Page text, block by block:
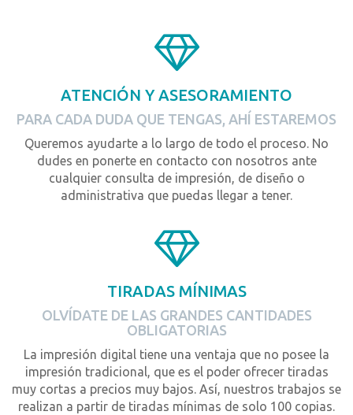
ATENCIÓN Y ASESORAMIENTO
PARA CADA DUDA QUE TENGAS, AHÍ ESTAREMOS
Queremos ayudarte a lo largo de todo el proceso. No
dudes en ponerte en contacto con nosotros ante
cualquier consulta de impresión, de diseño o
administrativa que puedas llegar a tener.
TIRADAS MÍNIMAS
OLVÍDATE DE LAS GRANDES CANTIDADES
OBLIGATORIAS
La impresión digital tiene una ventaja que no posee la
impresión tradicional, que es el poder ofrecer tiradas
muy cortas a precios muy bajos. Así, nuestros trabajos se
realizan a partir de tiradas mínimas de solo 100 copias.